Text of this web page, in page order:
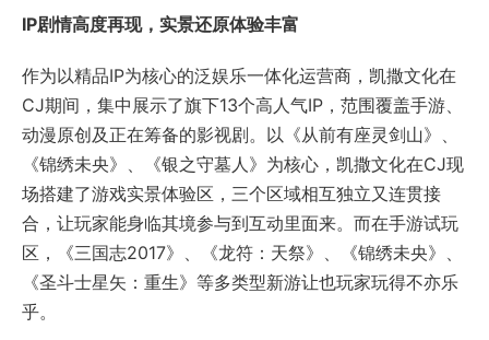
IP剧情高度再现，实景还原体验丰富
作为以精品IP为核心的泛娱乐一体化运营商，凯撒文化在
CJ期间，集中展示了旗下13个高人气IP，范围覆盖手游、
动漫原创及正在筹备的影视剧。以《从前有座灵剑山》、
《锦绣未央》、《银之守墓人》为核心，凯撒文化在CJ现
场搭建了游戏实景体验区，三个区域相互独立又连贯接
合，让玩家能身临其境参与到互动里面来。而在手游试玩
区，《三国志2017》、《龙符：天祭》、《锦绣未央》、
《圣斗士星矢：重生》等多类型新游让也玩家玩得不亦乐
乎。